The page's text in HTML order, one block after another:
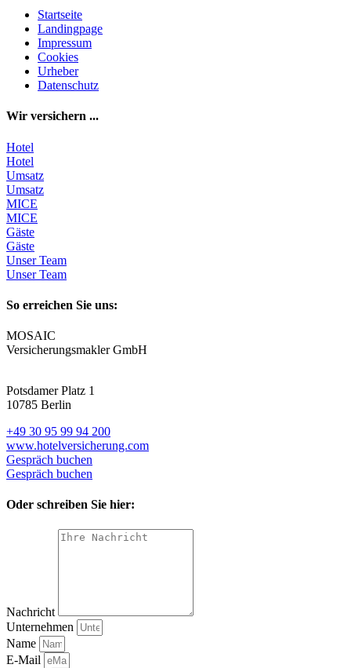
Startseite
Landingpage
Impressum
Cookies
Urheber
Datenschutz
Wir versichern ...
Hotel
Hotel
Umsatz
Umsatz
MICE
MICE
Gäste
Gäste
Unser Team
Unser Team
So erreichen Sie uns:
MOSAIC
Versicherungsmakler GmbH
Potsdamer Platz 1
10785 Berlin
+49 30 95 99 94 200
www.hotelversicherung.com
Gespräch buchen
Gespräch buchen
Oder schreiben Sie hier:
Nachricht
Unternehmen
Name
E-Mail